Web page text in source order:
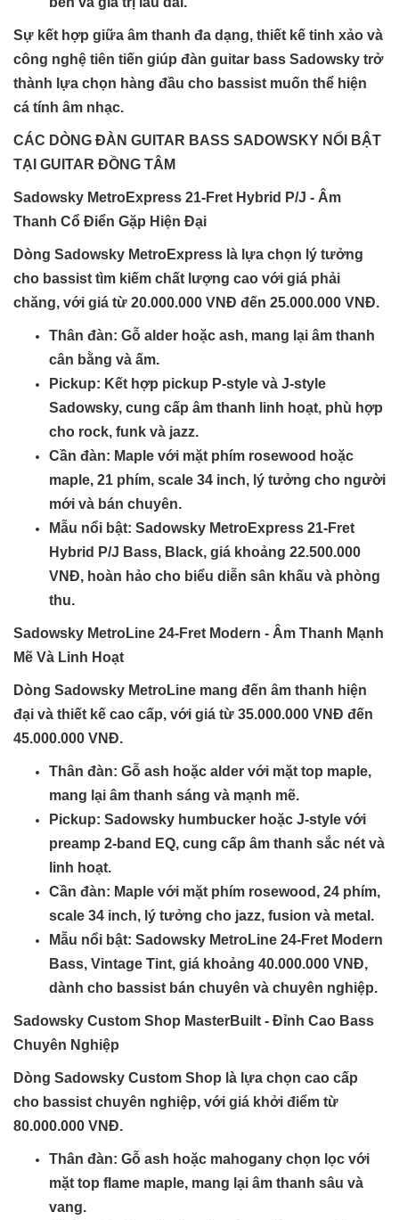
Sự kết hợp giữa âm thanh đa dạng, thiết kế tinh xảo và
công nghệ tiên tiến giúp đàn guitar bass Sadowsky trở
thành lựa chọn hàng đầu cho bassist muốn thể hiện
cá tính âm nhạc.
CÁC DÒNG ĐÀN GUITAR BASS SADOWSKY NỔI BẬT
TẠI GUITAR ĐỒNG TÂM
Sadowsky MetroExpress 21-Fret Hybrid P/J - Âm
Thanh Cổ Điển Gặp Hiện Đại
Dòng Sadowsky MetroExpress là lựa chọn lý tưởng
cho bassist tìm kiếm chất lượng cao với giá phải
chăng, với giá từ 20.000.000 VNĐ đến 25.000.000 VNĐ.
Thân đàn: Gỗ alder hoặc ash, mang lại âm thanh
cân bằng và ấm.
Pickup: Kết hợp pickup P-style và J-style
Sadowsky, cung cấp âm thanh linh hoạt, phù hợp
cho rock, funk và jazz.
Cần đàn: Maple với mặt phím rosewood hoặc
maple, 21 phím, scale 34 inch, lý tưởng cho người
mới và bán chuyên.
Mẫu nổi bật: Sadowsky MetroExpress 21-Fret
Hybrid P/J Bass, Black, giá khoảng 22.500.000
VNĐ, hoàn hảo cho biểu diễn sân khấu và phòng
thu.
Sadowsky MetroLine 24-Fret Modern - Âm Thanh Mạnh
Mẽ Và Linh Hoạt
Dòng Sadowsky MetroLine mang đến âm thanh hiện
đại và thiết kế cao cấp, với giá từ 35.000.000 VNĐ đến
45.000.000 VNĐ.
Thân đàn: Gỗ ash hoặc alder với mặt top maple,
mang lại âm thanh sáng và mạnh mẽ.
Pickup: Sadowsky humbucker hoặc J-style với
preamp 2-band EQ, cung cấp âm thanh sắc nét và
linh hoạt.
Cần đàn: Maple với mặt phím rosewood, 24 phím,
scale 34 inch, lý tưởng cho jazz, fusion và metal.
Mẫu nổi bật: Sadowsky MetroLine 24-Fret Modern
Bass, Vintage Tint, giá khoảng 40.000.000 VNĐ,
dành cho bassist bán chuyên và chuyên nghiệp.
Sadowsky Custom Shop MasterBuilt - Đỉnh Cao Bass
Chuyên Nghiệp
Dòng Sadowsky Custom Shop là lựa chọn cao cấp
cho bassist chuyên nghiệp, với giá khởi điểm từ
80.000.000 VNĐ.
Thân đàn: Gỗ ash hoặc mahogany chọn lọc với
mặt top flame maple, mang lại âm thanh sâu và
vang.